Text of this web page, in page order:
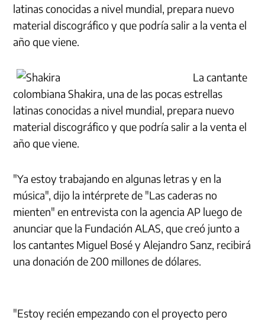
latinas conocidas a nivel mundial, prepara nuevo
material discográfico y que podría salir a la venta el
año que viene.
La cantante
colombiana Shakira, una de las pocas estrellas
latinas conocidas a nivel mundial, prepara nuevo
material discográfico y que podría salir a la venta el
año que viene.
"Ya estoy trabajando en algunas letras y en la
música", dijo la intérprete de "Las caderas no
mienten" en entrevista con la agencia AP luego de
anunciar que la Fundación ALAS, que creó junto a
los cantantes Miguel Bosé y Alejandro Sanz, recibirá
una donación de 200 millones de dólares.
"Estoy recién empezando con el proyecto pero